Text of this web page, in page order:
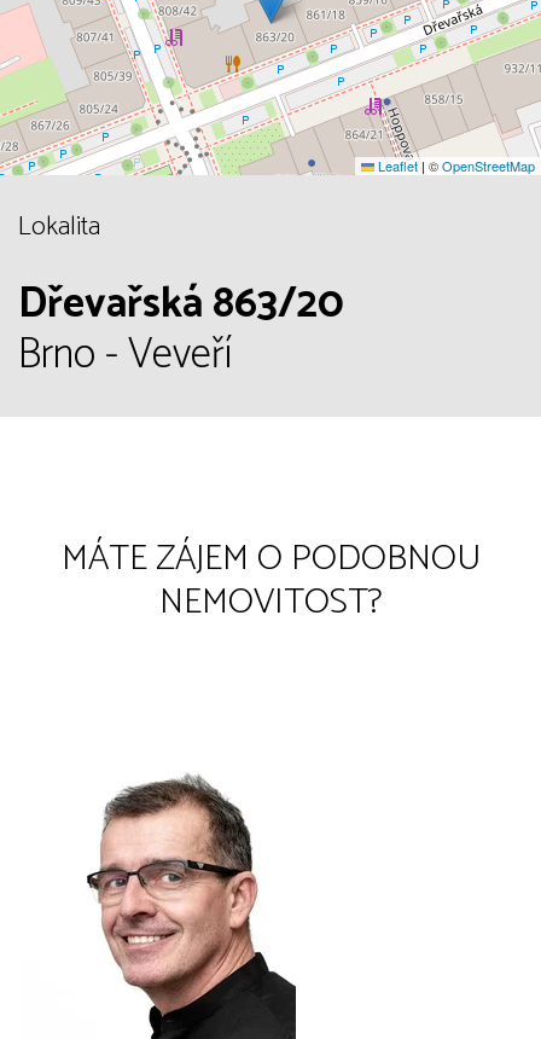
Leaflet | ©OpenStreetMap
Lokalita
Dřevařská 863/20
Brno - Veveří
MÁTE ZÁJEM O PODOBNOU
NEMOVITOST?